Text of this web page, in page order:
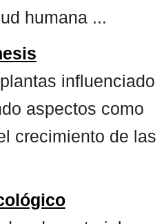
humana ...
influenciado
aspectos como
crecimiento de las